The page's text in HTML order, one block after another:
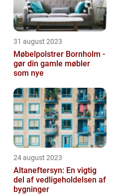
31 august 2023
Møbelpolstrer Bornholm -
gør din gamle møbler
som nye
24 august 2023
Altaneftersyn: En vigtig
del af vedligeholdelsen af
bygninger